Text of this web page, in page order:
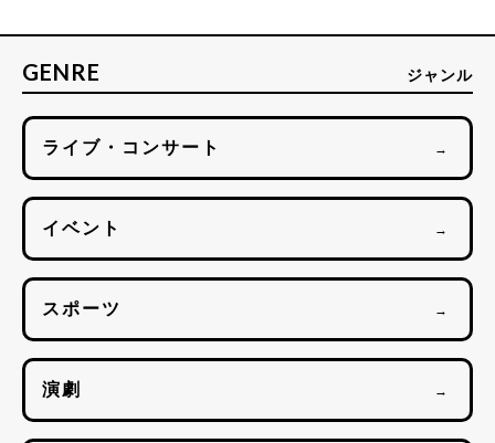
GENRE ジャンル
ライブ・コンサート →
イベント →
スポーツ →
演劇 →